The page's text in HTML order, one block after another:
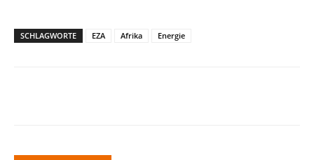
SCHLAGWORTE EZA Afrika Energie